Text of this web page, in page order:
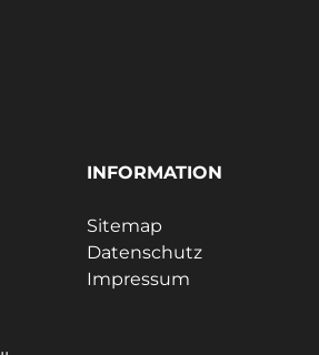
INFORMATION
Sitemap
Datenschutz
Impressum